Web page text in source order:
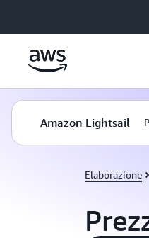
Amazon Lightsail
Elaborazione